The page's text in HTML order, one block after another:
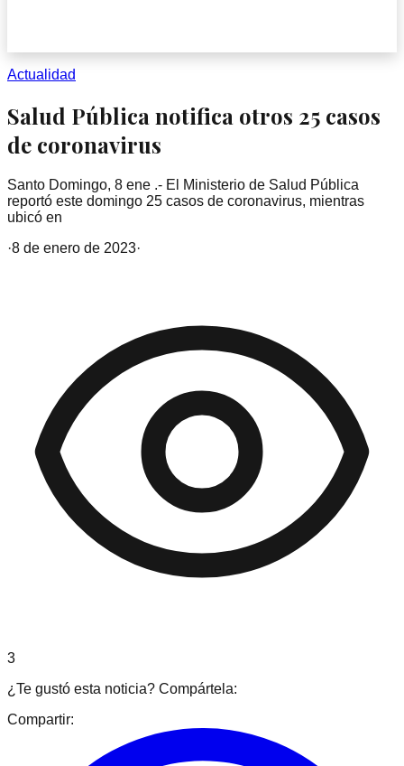
Actualidad
Salud Pública notifica otros 25 casos
de coronavirus
Santo Domingo, 8 ene .- El Ministerio de Salud Pública
reportó este domingo 25 casos de coronavirus, mientras
ubicó en
·8 de enero de 2023·
3
¿Te gustó esta noticia? Compártela:
Compartir: